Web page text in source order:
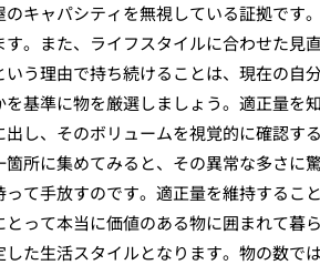
キャパシティを無視している証拠です
。また、ライフスタイルに合わせた見
う理由で持ち続けることは、現在の自
基準に物を厳選しましょう。適正量を
し、そのボリュームを視覚的に確認す
所に集めてみると、その異常な多さに
て手放すのです。適正量を維持するこ
って本当に価値のある物に囲まれて暮
た生活スタイルとなります。物の数で